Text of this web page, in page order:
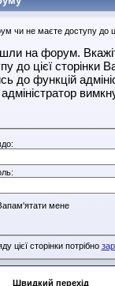
чи не маєте доступу до
на форум.
до цієї сторінки
до функцій
мене
цієї сторінки потрібно
Швидкий перехід